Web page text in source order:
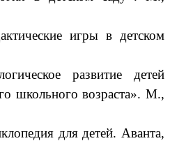
игры в детском
развитие детей
школьного возраста». М.,
для детей. Аванта,